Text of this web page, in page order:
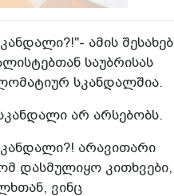
ამის შესახებ
საუბრისას
სკანდალშია.
არ არსებობს.
არავითარი
დასმულიყო კითხვები,
ვინც